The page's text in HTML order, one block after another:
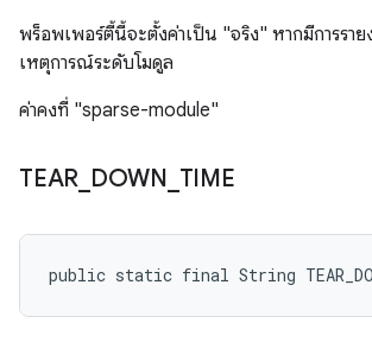
พร็อพเพอร์ตี้นี้จะตั้งค่าเป็น "จริง" หากมีการราย
เหตุการณ์ระดับโมดูล
ค่าคงที่ "sparse-module"
TEAR DOWN TIME
public static final String